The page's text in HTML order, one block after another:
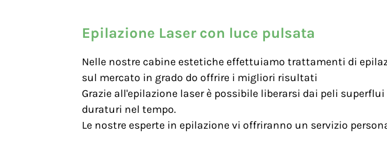
Epilazione Laser con luce pulsata
Nelle nostre cabine estetiche effettuiamo trattamenti di
sul mercato in grado do offrire i migliori risultati
Grazie all'epilazione laser è possibile liberarsi dai peli
duraturi nel tempo.
Le nostre esperte in epilazione vi offriranno un servizio